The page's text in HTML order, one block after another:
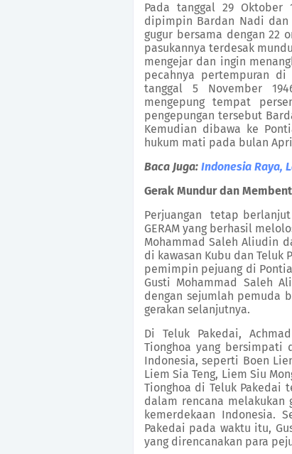
Pada tanggal 29
dipimpin Bardan Nadi dan
gugur bersama dengan 22
pasukannya terdesak
mengejar dan ingin
pecahnya pertempuran di
tanggal 5 November
mengepung tempat
pengepungan tersebut
Kemudian dibawa ke
hukum mati pada bulan
Baca Juga: Indonesia Raya,
Gerak Mundur dan
Perjuangan tetap
GERAM yang berhasil
Mohammad Saleh Aliudin
di kawasan Kubu dan Teluk
pemimpin pejuang di
Gusti Mohammad Saleh
dengan sejumlah pemuda
gerakan selanjutnya.
Di Teluk Pakedai,
Tionghoa yang bersimpati
Indonesia, seperti Boen
Liem Sia Teng, Liem Siu
Tionghoa di Teluk Pakedai
dalam rencana melakukan
kemerdekaan Indonesia.
Pakedai pada waktu itu,
yang direncanakan para